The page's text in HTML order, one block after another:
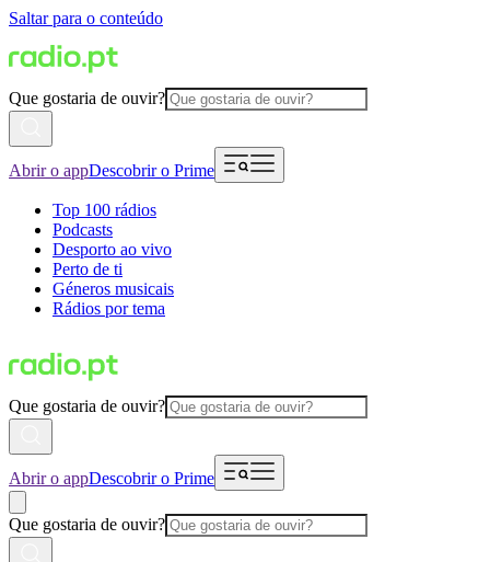
Saltar para o conteúdo
Que gostaria de ouvir?
Abrir o appDescobrir o Prime
Top 100 rádios
Podcasts
Desporto ao vivo
Perto de ti
Géneros musicais
Rádios por tema
Que gostaria de ouvir?
Abrir o appDescobrir o Prime
Que gostaria de ouvir?